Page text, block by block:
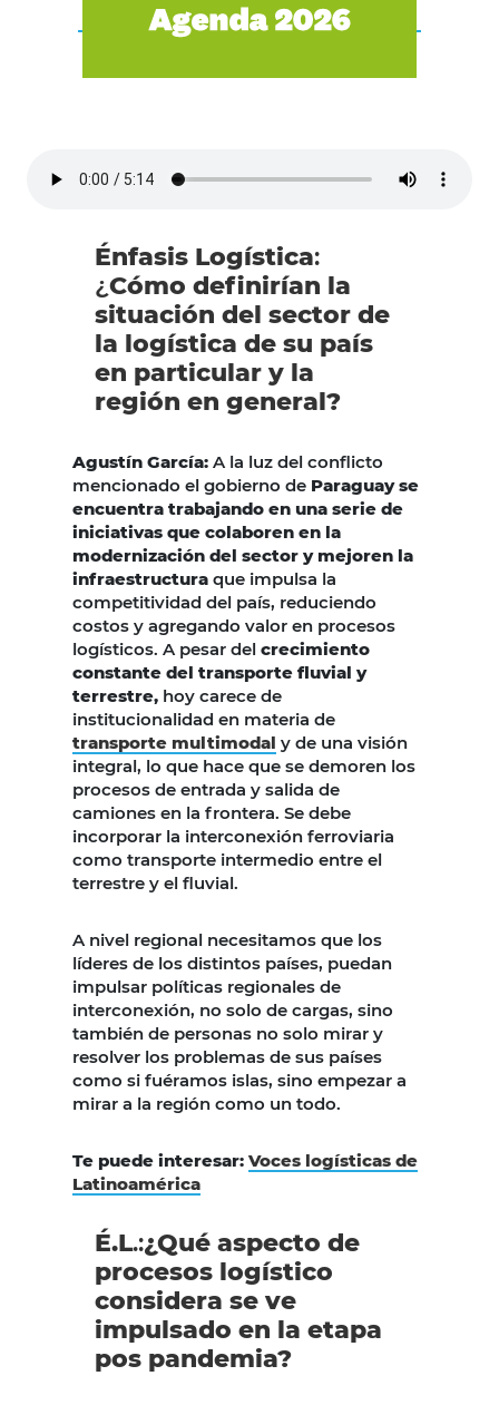
Énfasis Logística:
¿Cómo definirían la
situación del sector de
la logística de su país
en particular y la
región en general?
Agustín García: A la luz del conflicto
mencionado el gobierno de Paraguay se
encuentra trabajando en una serie de
iniciativas que colaboren en la
modernización del sector y mejoren la
infraestructura que impulsa la
competitividad del país, reduciendo
costos y agregando valor en procesos
logísticos. A pesar del crecimiento
constante del transporte fluvial y
terrestre, hoy carece de
institucionalidad en materia de
transporte multimodal y de una visión
integral, lo que hace que se demoren los
procesos de entrada y salida de
camiones en la frontera. Se debe
incorporar la interconexión ferroviaria
como transporte intermedio entre el
terrestre y el fluvial.
A nivel regional necesitamos que los
líderes de los distintos países, puedan
impulsar políticas regionales de
interconexión, no solo de cargas, sino
también de personas no solo mirar y
resolver los problemas de sus países
como si fuéramos islas, sino empezar a
mirar a la región como un todo.
Te puede interesar: Voces logísticas de
Latinoamérica
É.L.:¿Qué aspecto de
procesos logístico
considera se ve
impulsado en la etapa
pos pandemia?